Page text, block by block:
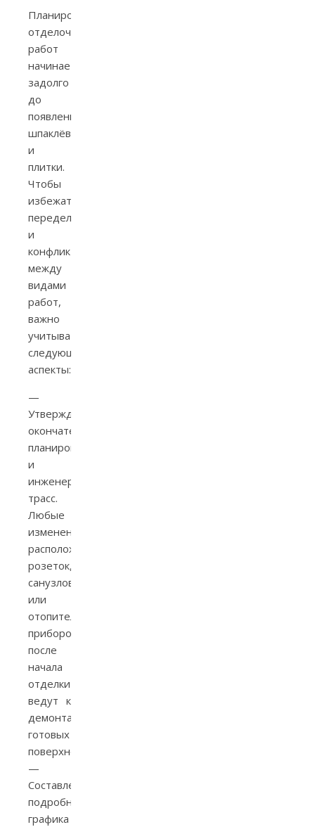
Планирование
отделочных
работ
начинается
задолго
до
появления
шпаклёвки
и
плитки.
Чтобы
избежать
переделок
и
конфликтов
между
видами
работ,
важно
учитывать
следующие
аспекты:
—
Утверждение
окончательной
планировки
и
инженерных
трасс.
Любые
изменения
расположения
розеток,
санузлов
или
отопительных
приборов
после
начала
отделки
ведут к
демонтажу
готовых
поверхностей.
—
Составление
подробного
графика